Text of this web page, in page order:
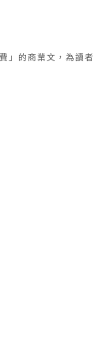
」的商業文，為讀者